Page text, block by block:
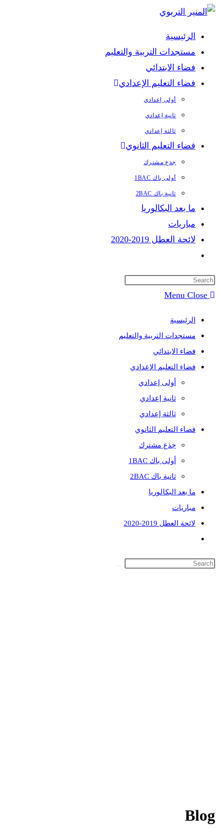
Skip
content
الرئيسية
مستجدات التربية والتعليم
فضاء الابتدائي
فضاء التعليم الإعدادي
أولى إعدادي
ثانية إعدادي
ثالثة إعدادي
فضاء التعليم الثانوي
جذع مشترك
أولى باك 1BAC
ثانية باك 2BAC
ما بعد البكالوريا
مباريات
لائحة العطل 2019-2020
search
Menu Close
الرئيسية
مستجدات التربية والتعليم
فضاء الابتدائي
فضاء التعليم الإعدادي
أولى إعدادي
ثانية إعدادي
ثالثة إعدادي
فضاء التعليم الثانوي
جذع مشترك
أولى باك 1BAC
ثانية باك 2BAC
ما بعد البكالوريا
مباريات
لائحة العطل 2019-2020
search
Blog